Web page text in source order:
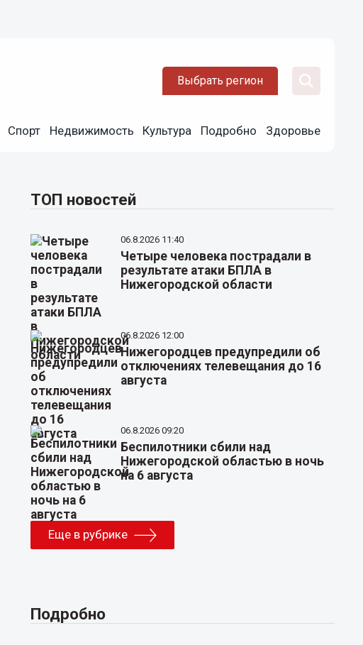
Выбрать регион
Спорт Недвижимость Культура Подробно Здоровье
ТОП новостей
06.8.2026 11:40
Четыре человека пострадали в
результате атаки БПЛА в
Нижегородской области
06.8.2026 12:00
Нижегородцев предупредили об
отключениях телевещания до 16
августа
06.8.2026 09:20
Беспилотники сбили над
Нижегородской областью в ночь
на 6 августа
Еще в рубрике
Подробно